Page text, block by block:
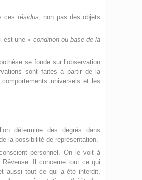
ces résidus, non pas des objets
est une « condition ou base de la
se fonde sur l’observation
sont faites à partir de la
universels et les
détermine des degrés dans
la possibilité de représentation.
personnel. On le voit à
Il concerne tout ce qui
aussi tout ce qui a été interdit,